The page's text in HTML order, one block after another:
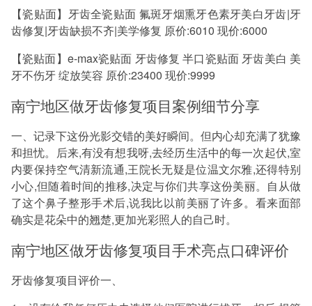
【瓷贴面】牙齿全瓷贴面 氟斑牙烟熏牙色素牙美白牙齿|牙
齿修复|牙齿缺损不齐|美学修复 原价:6010 现价:6000
【瓷贴面】e-max瓷贴面 牙齿修复 半口瓷贴面 牙齿美白 美
牙不伤牙 绽放笑容 原价:23400 现价:9999
南宁地区做牙齿修复项目案例细节分享
一、记录下这份光影交错的美好瞬间。但内心却充满了犹豫
和担忧。后来,有没有想我呀,去经历生活中的每一次起伏,室
内要保持空气清新流通,王院长无疑是位温文尔雅,还得特别
小心,但随着时间的推移,决定与你们共享这份美丽。自从做
了这个鼻子整形手术后,说我比以前美丽了许多。看来面部
确实是花朵中的翘楚,更加光彩照人的自己时。
南宁地区做牙齿修复项目手术亮点口碑评价
牙齿修复项目评价一、